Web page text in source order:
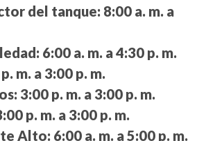
del tanque: 8:00 a. m. a
6:00 a. m. a 4:30 p. m.
m. a 3:00 p. m.
3:00 p. m. a 3:00 p. m.
p. m. a 3:00 p. m.
Alto: 6:00 a. m. a 5:00 p. m.